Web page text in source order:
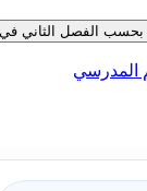
الثاني في قسم
المدرسي